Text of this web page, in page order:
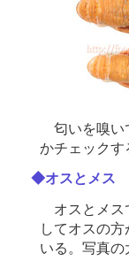
匂いを嗅い
かチェックす
◆オスとメス
オスとメス
してオスの
いる。写真の